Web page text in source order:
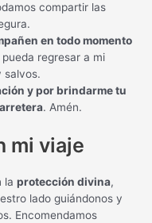
compartir las
en todo momento
regresar a mi
salvos.
y por brindarme tu
. Amén.
mi viaje
la protección divina,
lado guiándonos y
Encomendamos